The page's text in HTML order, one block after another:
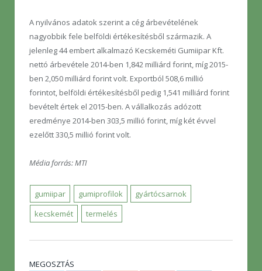
A nyilvános adatok szerint a cég árbevételének
nagyobbik fele belföldi értékesítésből származik. A
jelenleg 44 embert alkalmazó Kecskeméti Gumiipar Kft.
nettó árbevétele 2014-ben 1,842 milliárd forint, míg 2015-
ben 2,050 milliárd forint volt. Exportból 508,6 millió
forintot, belföldi értékesítésből pedig 1,541 milliárd forint
bevételt értek el 2015-ben. A vállalkozás adózott
eredménye 2014-ben 303,5 millió forint, míg két évvel
ezelőtt 330,5 millió forint volt.
Média forrás: MTI
gumiipar gumiprofilok
gyártócsarnok
kecskemét
termelés
MEGOSZTÁS